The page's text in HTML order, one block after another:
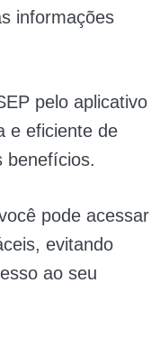
informações
pelo aplicativo
e eficiente de
benefícios.
pode acessar
evitando
ao seu